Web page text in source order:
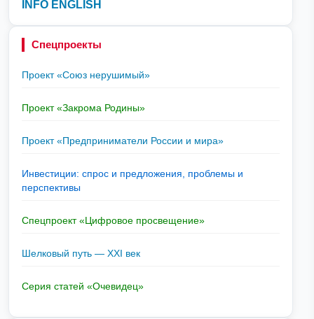
INFO ENGLISH
Спецпроекты
Проект «Союз нерушимый»
Проект «Закрома Родины»
Проект «Предприниматели России и мира»
Инвестиции: спрос и предложения, проблемы и
перспективы
Спецпроект «Цифровое просвещение»
Шелковый путь — XXI век
Серия статей «Очевидец»